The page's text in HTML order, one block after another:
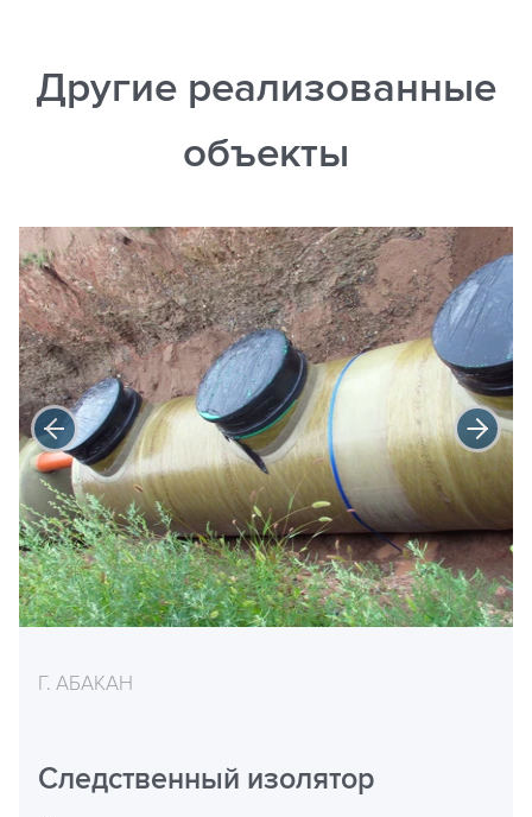
Другие реализованные
объекты
Г. АБАКАН
Следственный изолятор